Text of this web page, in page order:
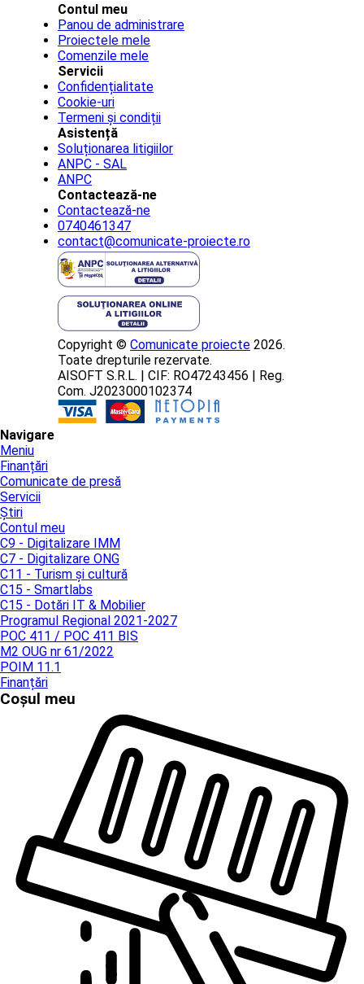
Contul meu
Panou de administrare
Proiectele mele
Comenzile mele
Servicii
Confidențialitate
Cookie-uri
Termeni și condiții
Asistență
Soluționarea litigiilor
ANPC - SAL
ANPC
Contactează-ne
Contactează-ne
0740461347
contact@comunicate-proiecte.ro
Copyright © Comunicate proiecte 2026.
Toate drepturile rezervate.
AISOFT S.R.L. | CIF: RO47243456 | Reg.
Com. J2023000102374
Navigare
Meniu
Finanțări
Comunicate de presă
Servicii
Știri
Contul meu
C9 - Digitalizare IMM
C7 - Digitalizare ONG
C11 - Turism și cultură
C15 - Smartlabs
C15 - Dotări IT & Mobilier
Programul Regional 2021-2027
POC 411 / POC 411 BIS
M2 OUG nr 61/2022
POIM 11.1
Finanțări
Coșul meu